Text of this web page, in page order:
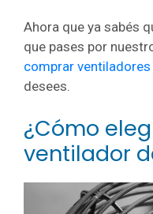
Ahora que ya sabés
que pases por
comprar ventiladores
desees.
¿Cómo
ventilador